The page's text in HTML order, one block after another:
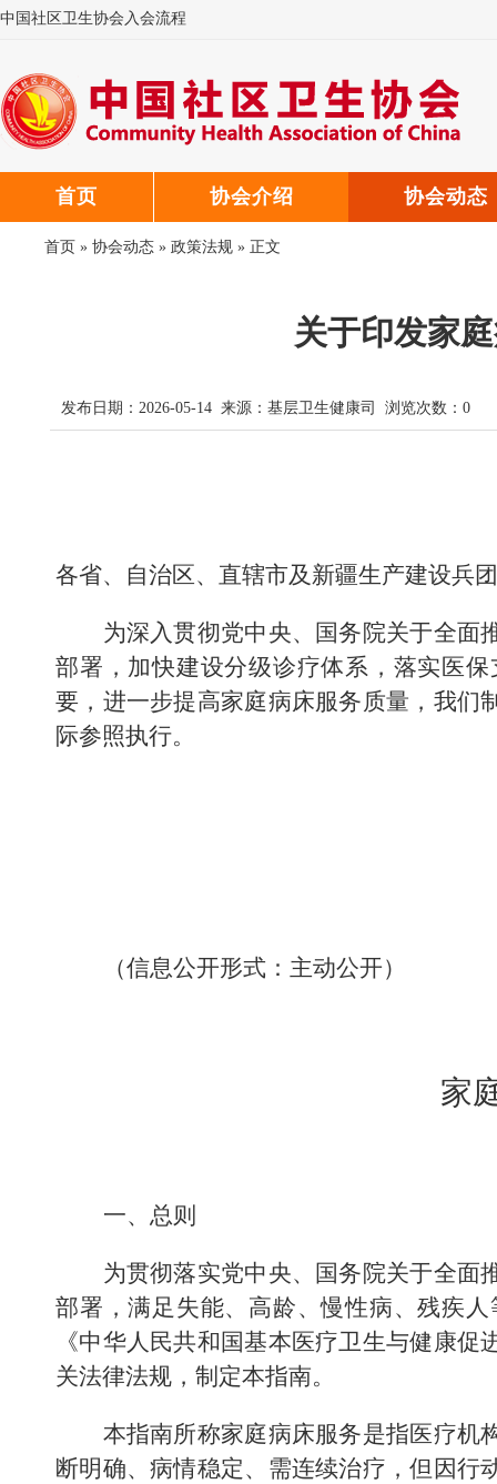
中国社区卫生协会入会流程
首页 协会介绍 协会动态
首页 » 协会动态 » 政策法规 » 正文
关于印发家
发布日期：2026-05-14 来源： 基层卫生健康司 浏览次数： 0
各省、自治区、直辖市及新疆生产建设兵
为深入贯彻党中央、国务院关于全面
部署， 加快建设分级诊疗体系，落实医
要，进一步提高家庭病床服务质量，我们
际参照执行。
（信息公开形式：主动公开）
家
一、总则
为贯彻落实党中央、国务院关于全面
部署，满足失能、高龄、慢性病、残疾人
《中华人民共和国基本医疗卫生与健康
关法律法规，制定本指南。
本指南所称家庭病床服务是指医疗机
断明确、病情稳定、 需连续治疗，但因行